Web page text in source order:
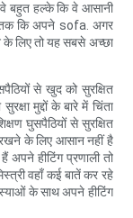
बहुत हल्के कि वे आसानी
कि अपने sofa. अगर
लिए तो यह सबसे अच्छा
से खुद को सुरक्षित
मुद्दों के बारे में चिंता
घुसपैठियों से सुरक्षित
के लिए आसान नहीं है
हीटिंग प्रणाली तो
वहाँ कई बातें कर रहे
के साथ अपने हीटिंग